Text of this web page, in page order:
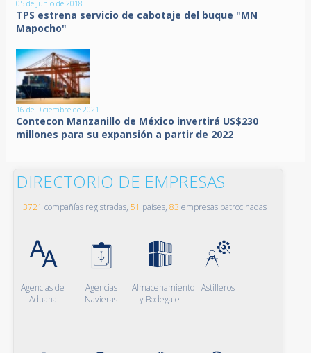
05 de Junio de 2018
TPS estrena servicio de cabotaje del buque "MN
Mapocho"
16 de Diciembre de 2021
Contecon Manzanillo de México invertirá US$230
millones para su expansión a partir de 2022
DIRECTORIO DE EMPRESAS
3721 compañías registradas, 51 países, 83 empresas patrocinadas
Agencias de
Aduana
Agencias
Navieras
Almacenamiento
y Bodegaje
Astilleros